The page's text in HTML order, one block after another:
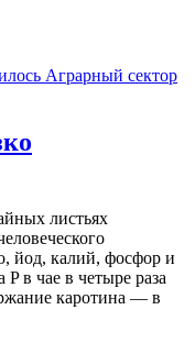
Аграрный сектор
листьях
йод, калий, фосфор и
в чае в четыре раза
каротина — в